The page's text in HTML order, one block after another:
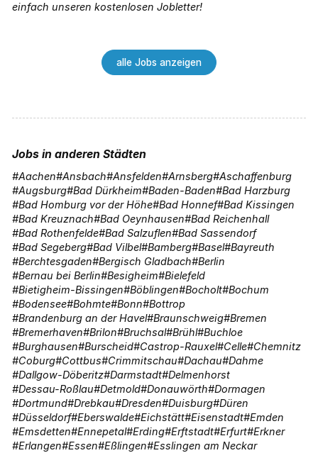
einfach unseren kostenlosen Jobletter!
alle Jobs anzeigen
Jobs in anderen Städten
Aachen Ansbach Ansfelden Arnsberg Aschaffenburg
Augsburg Bad Dürkheim Baden-Baden Bad Harzburg
Bad Homburg vor der Höhe Bad Honnef Bad Kissingen
Bad Kreuznach Bad Oeynhausen Bad Reichenhall
Bad Rothenfelde Bad Salzuflen Bad Sassendorf
Bad Segeberg Bad Vilbel Bamberg Basel Bayreuth
Berchtesgaden Bergisch Gladbach Berlin
Bernau bei Berlin Besigheim Bielefeld
Bietigheim-Bissingen Böblingen Bocholt Bochum
Bodensee Bohmte Bonn Bottrop
Brandenburg an der Havel Braunschweig Bremen
Bremerhaven Brilon Bruchsal Brühl Buchloe
Burghausen Burscheid Castrop-Rauxel Celle Chemnitz
Coburg Cottbus Crimmitschau Dachau Dahme
Dallgow-Döberitz Darmstadt Delmenhorst
Dessau-Roßlau Detmold Donauwörth Dormagen
Dortmund Drebkau Dresden Duisburg Düren
Düsseldorf Eberswalde Eichstätt Eisenstadt Emden
Emsdetten Ennepetal Erding Erftstadt Erfurt Erkner
Erlangen Essen Eßlingen Esslingen am Neckar